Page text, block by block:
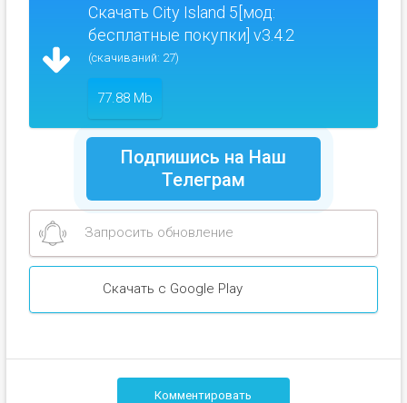
Скачать City Island 5[мод:
бесплатные покупки] v3.4.2
(скачиваний: 27)
77.88 Mb
Подпишись на Наш
Телеграм
Запросить обновление
Скачать с Google Play
Комментировать